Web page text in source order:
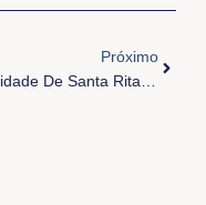
Próximo